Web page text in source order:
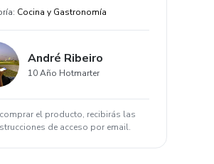
: Cocina y Gastronomía
André Ribeiro
10 Año Hotmarter
el producto, recibirás las
de acceso por email.